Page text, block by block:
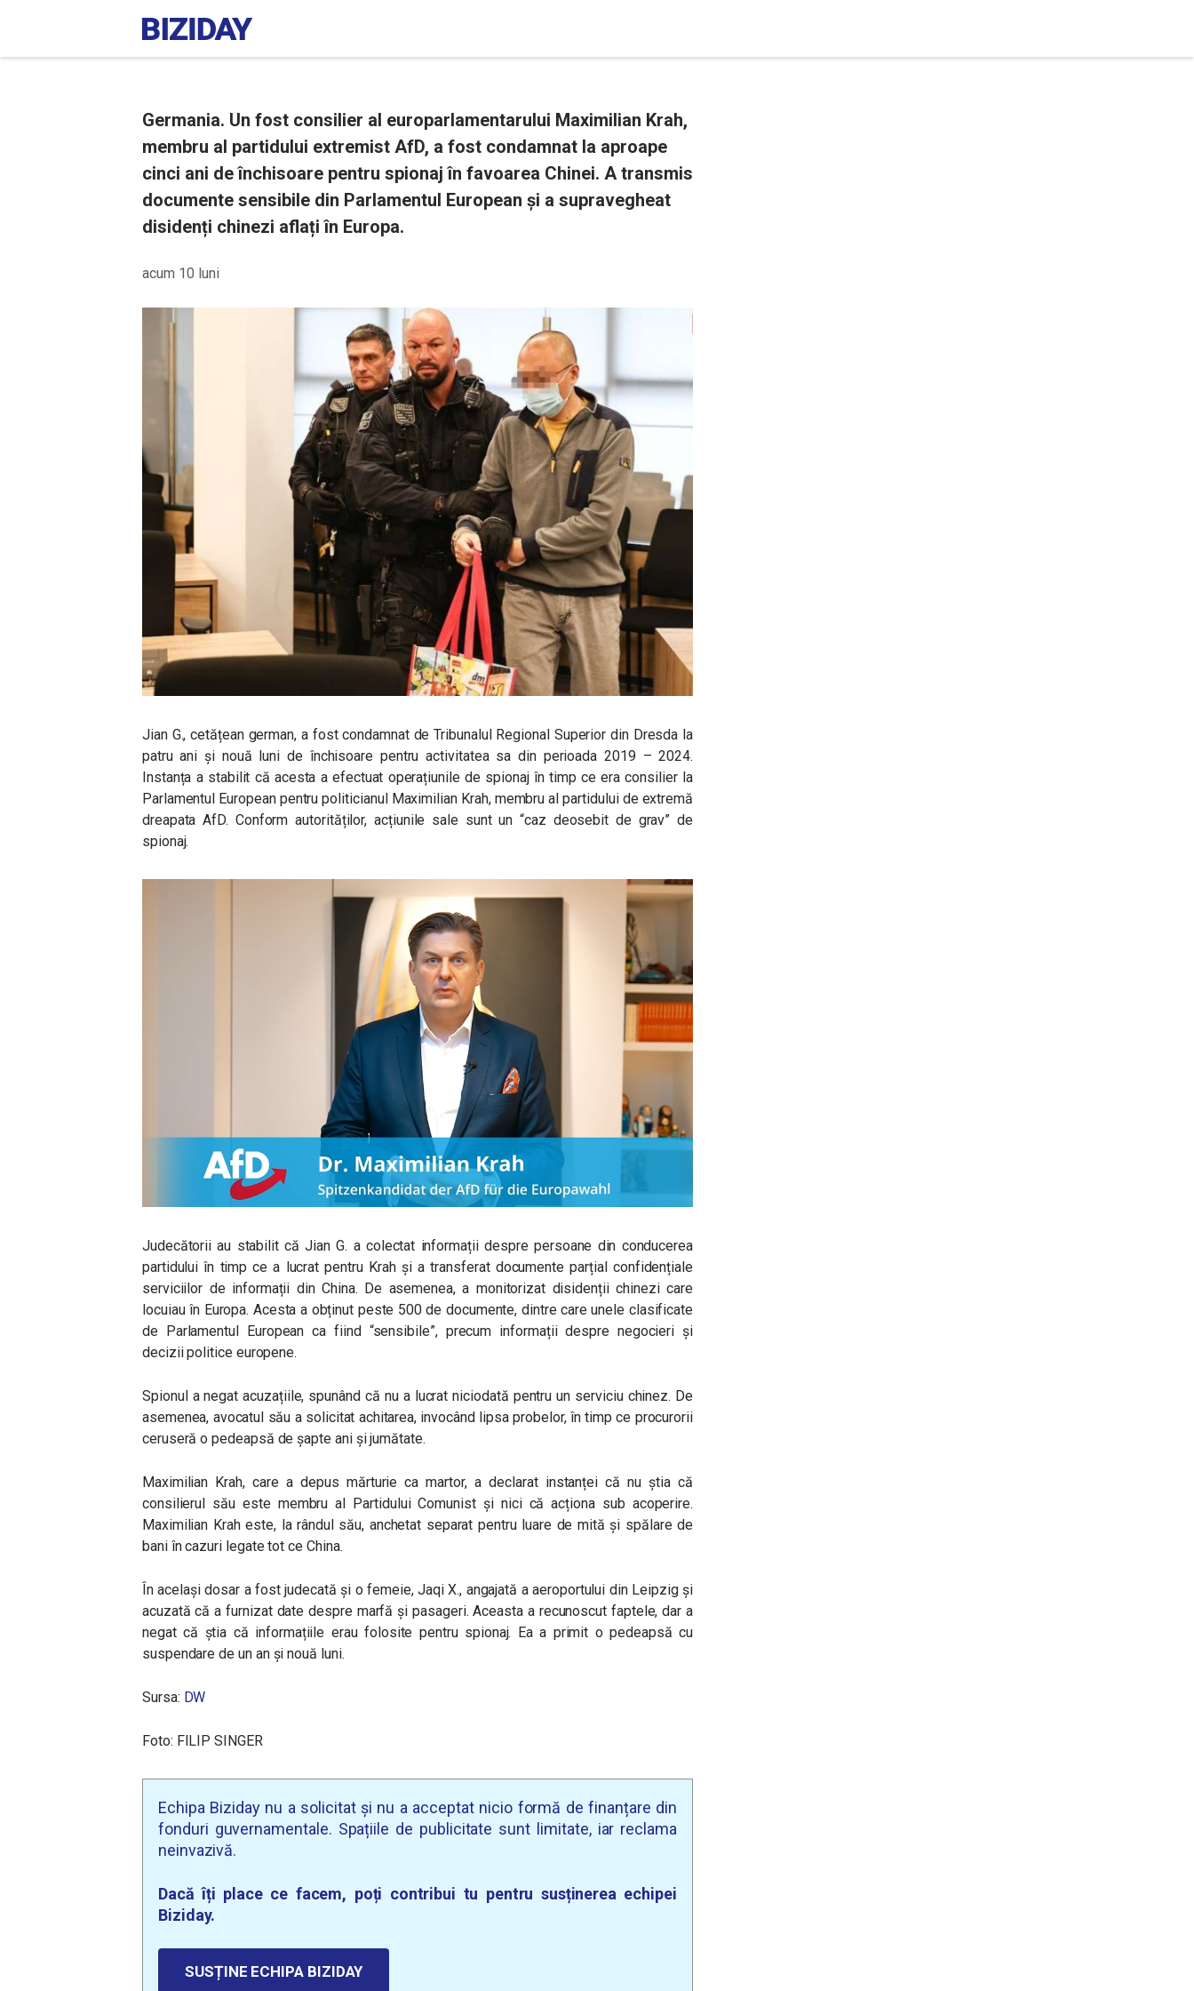
Germania. Un fost consilier al europarlamentarului Maximilian Krah,
membru al partidului extremist AfD, a fost condamnat la aproape
cinci ani de închisoare pentru spionaj în favoarea Chinei. A transmis
documente sensibile din Parlamentul European și a supravegheat
disidenți chinezi aflați în Europa.
acum 10 luni
Jian G., cetățean german, a fost condamnat de Tribunalul Regional Superior din Dresda la
patru ani și nouă luni de închisoare pentru activitatea sa din perioada 2019 – 2024.
Instanța a stabilit că acesta a efectuat operațiunile de spionaj în timp ce era consilier la
Parlamentul European pentru politicianul Maximilian Krah, membru al partidului de extremă
dreapata AfD. Conform autorităților, acțiunile sale sunt un “caz deosebit de grav” de
spionaj.
Judecătorii au stabilit că Jian G. a colectat informații despre persoane din conducerea
partidului în timp ce a lucrat pentru Krah și a transferat documente parțial confidențiale
serviciilor de informații din China. De asemenea, a monitorizat disidenții chinezi care
locuiau în Europa. Acesta a obținut peste 500 de documente, dintre care unele clasificate
de Parlamentul European ca fiind “sensibile”, precum informații despre negocieri și
decizii politice europene.
Spionul a negat acuzațiile, spunând că nu a lucrat niciodată pentru un serviciu chinez. De
asemenea, avocatul său a solicitat achitarea, invocând lipsa probelor, în timp ce procurorii
ceruseră o pedeapsă de șapte ani și jumătate.
Maximilian Krah, care a depus mărturie ca martor, a declarat instanței că nu știa că
consilierul său este membru al Partidului Comunist și nici că acționa sub acoperire.
Maximilian Krah este, la rândul său, anchetat separat pentru luare de mită și spălare de
bani în cazuri legate tot ce China.
În același dosar a fost judecată și o femeie, Jaqi X., angajată a aeroportului din Leipzig și
acuzată că a furnizat date despre marfă și pasageri. Aceasta a recunoscut faptele, dar a
negat că știa că informațiile erau folosite pentru spionaj. Ea a primit o pedeapsă cu
suspendare de un an și nouă luni.
Sursa: DW
Foto: FILIP SINGER
Echipa Biziday nu a solicitat și nu a acceptat nicio formă de finanțare din
fonduri guvernamentale. Spațiile de publicitate sunt limitate, iar reclama
neinvazivă.
Dacă îți place ce facem, poți contribui tu pentru susținerea echipei
Biziday.
SUSȚINE ECHIPA BIZIDAY